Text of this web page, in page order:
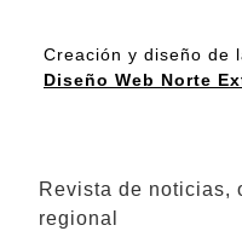
Creación y diseño de
Diseño Web Norte
Revista de noticias,
regional